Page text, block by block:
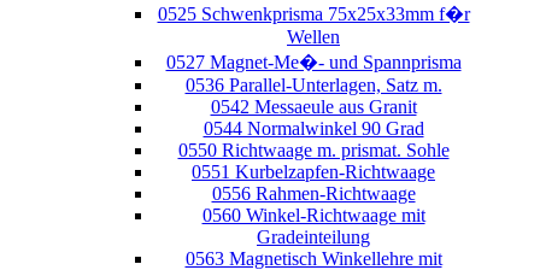
0525 Schwenkprisma 75x25x33mm f�r
Wellen
0527 Magnet-Me�- und Spannprisma
0536 Parallel-Unterlagen, Satz m.
0542 Messaeule aus Granit
0544 Normalwinkel 90 Grad
0550 Richtwaage m. prismat. Sohle
0551 Kurbelzapfen-Richtwaage
0556 Rahmen-Richtwaage
0560 Winkel-Richtwaage mit
Gradeinteilung
0563 Magnetisch Winkellehre mit